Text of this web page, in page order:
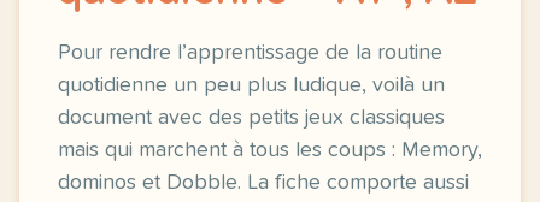
Pour rendre l’apprentissage de la routine
quotidienne un peu plus ludique, voilà un
document avec des petits jeux classiques
mais qui marchent à tous les coups : Memory,
dominos et Dobble. La fiche comporte aussi